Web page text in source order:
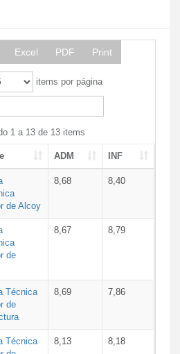
Excel PDF Print
items por página
1 a 13 de 13 items
ADM INF
de Alcoy
8,68 8,40
de
8,67 8,79
Técnica
de
8,69 7,86
Técnica
8,13 8,18